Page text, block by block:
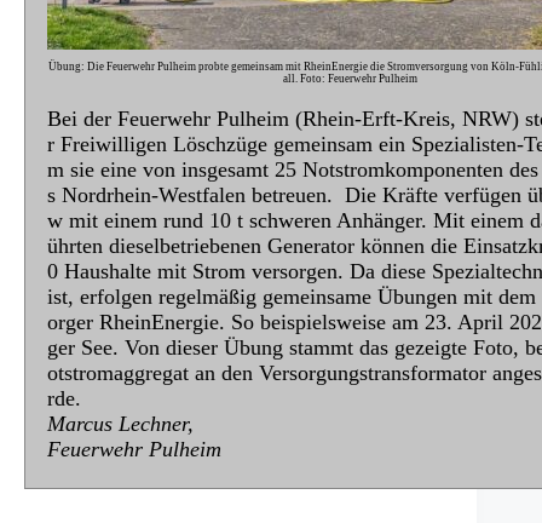
Übung: Die Feuerwehr Pulheim probte gemeinsam mit RheinEnergie die Stromversorgung von Köln-
all. Foto: Feuerwehr Pulheim
Bei der Feuerwehr Pulheim (Rhein-Erft-Kreis, NRW)
r Freiwilligen Löschzüge gemeinsam ein Spezialisten-
m sie eine von insgesamt 25 Notstromkomponenten
s Nordrhein-Westfalen betreuen. Die Kräfte verfügen
w mit einem rund 10 t schweren Anhänger. Mit einem
ührten dieselbetriebenen Generator können die
0 Haushalte mit Strom versorgen. Da diese
ist, erfolgen regelmäßig gemeinsame Übungen mit dem
orger RheinEnergie. So beispielsweise am 23. April
ger See. Von dieser Übung stammt das gezeigte Foto,
otstromaggregat an den Versorgungstransformator
rde.
Marcus Lechner,
Feuerwehr Pulheim